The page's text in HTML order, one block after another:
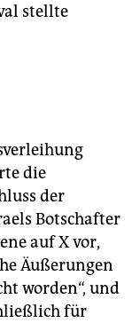
stellte
die
der
Botschafter
auf X vor,
Äußerungen
worden“, und
für